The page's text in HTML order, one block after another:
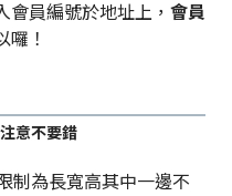
員編號於地址上， 會員
囉！
意不要錯
制為長寬高其中一邊不